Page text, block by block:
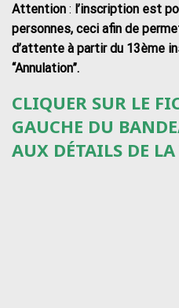
Attention : l’inscription est
personnes, ceci afin de
d’attente à partir du 13ème
“Annulation”.
CLIQUER SUR LE
GAUCHE DU
AUX DÉTAILS DE LA